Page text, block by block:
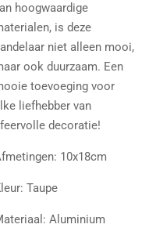
hoogwaardige
is deze
niet alleen mooi,
ook duurzaam. Een
toevoeging voor
liefhebber van
decoratie!
10x18cm
Taupe
Aluminium